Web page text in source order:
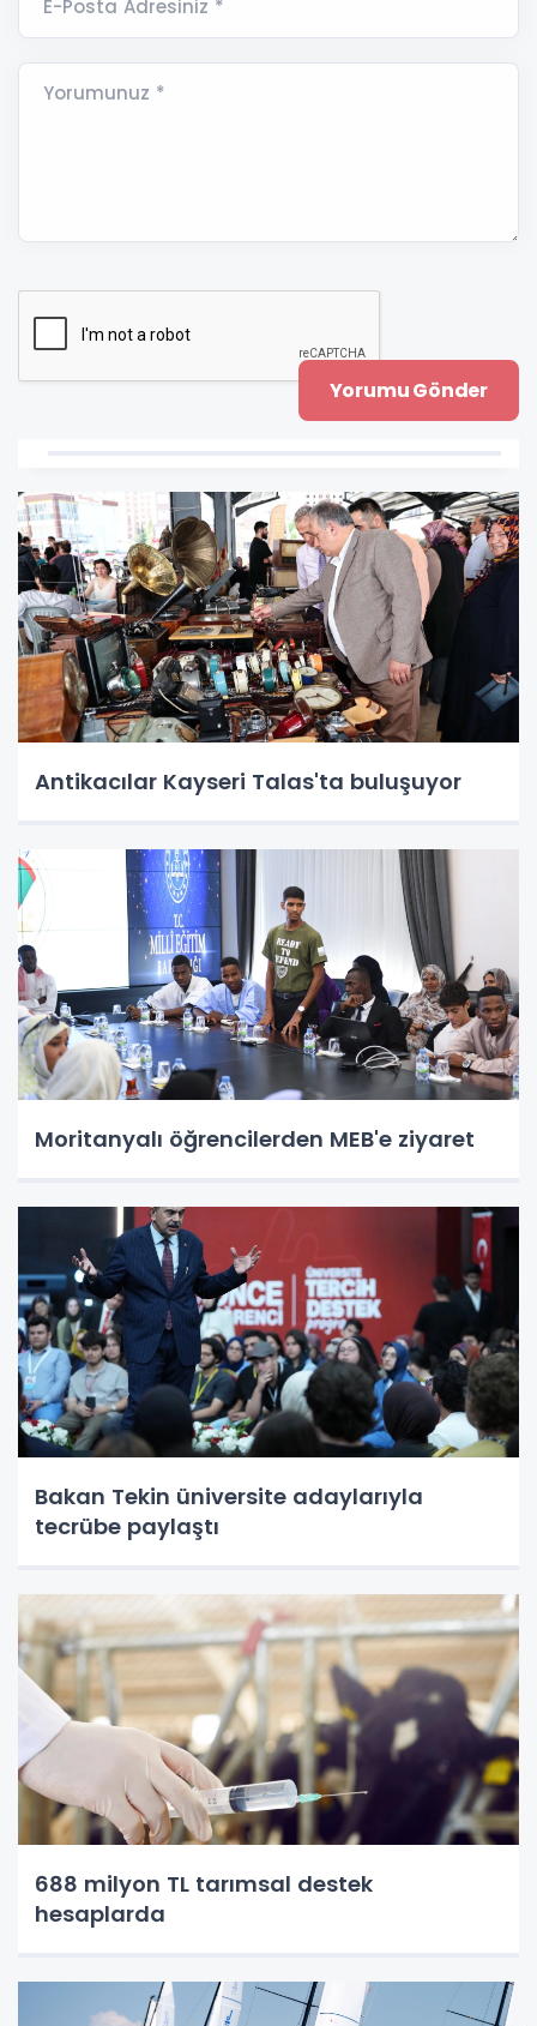
E-Posta Adresiniz *
Yorumunuz *
Antikacılar Kayseri Talas'ta buluşuyor
Moritanyalı öğrencilerden MEB'e ziyaret
Bakan Tekin üniversite adaylarıyla
tecrübe paylaştı
688 milyon TL tarımsal destek
hesaplarda